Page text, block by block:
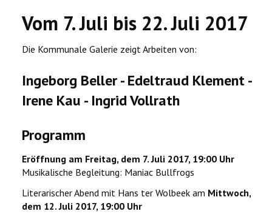
Vom 7. Juli bis 22. Juli 2017
Die Kommunale Galerie zeigt Arbeiten von:
Ingeborg Beller - Edeltraud Klement -
Irene Kau - Ingrid Vollrath
Programm
Eröffnung am Freitag, dem 7. Juli 2017, 19:00 Uhr
Musikalische Begleitung: Maniac Bullfrogs
Literarischer Abend mit Hans ter Wolbeek am Mittwoch,
dem 12. Juli 2017, 19:00 Uhr